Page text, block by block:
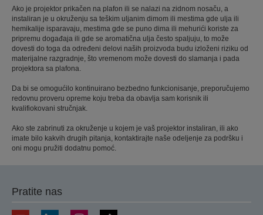
Ako je projektor prikačen na plafon ili se nalazi na zidnom nosaču, a
instaliran je u okruženju sa teškim uljanim dimom ili mestima gde ulja ili
hemikalije isparavaju, mestima gde se puno dima ili mehurići koriste za
pripremu događaja ili gde se aromatična ulja često spaljuju, to može
dovesti do toga da određeni delovi naših proizvoda budu izloženi riziku od
materijalne razgradnje, što vremenom može dovesti do slamanja i pada
projektora sa plafona.
Da bi se omogućilo kontinuirano bezbedno funkcionisanje, preporučujemo
redovnu proveru opreme koju treba da obavlja sam korisnik ili
kvalifiokovani stručnjak.
Ako ste zabrinuti za okruženje u kojem je vaš projektor instaliran, ili ako
imate bilo kakvih drugih pitanja, kontaktirajte naše odeljenje za podršku i
oni mogu pružiti dodatnu pomoć.
Pratite nas